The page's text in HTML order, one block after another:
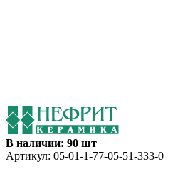
В наличии: 90 шт
Артикул: 05-01-1-77-05-51-333-0